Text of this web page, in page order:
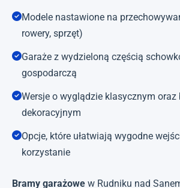
Modele nastawione na
rowery, sprzęt)
Garaże z wydzieloną częścią
gospodarczą
Wersje o wyglądzie klasycznym oraz
dekoracyjnym
Opcje, które ułatwiają wygodne
korzystanie
Bramy garażowe w Rudniku nad